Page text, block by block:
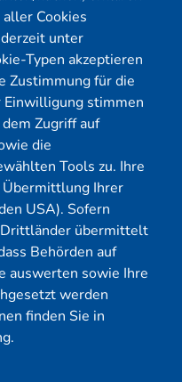
Cookies
unter
Typen akzeptieren
Zustimmung für die
stimmen
Zugriff auf
die
Tools zu. Ihre
Übermittlung Ihrer
USA). Sofern
Drittländer übermittelt
Behörden auf
auswerten sowie Ihre
werden
finden Sie in